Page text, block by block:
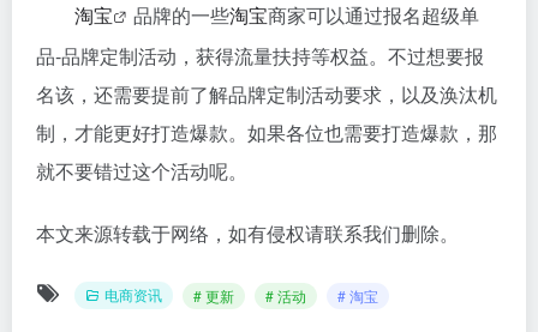
淘宝 品牌的一些淘宝商家可以通过报名超级单
品-品牌定制活动，获得流量扶持等权益。不过想要报
名该，还需要提前了解品牌定制活动要求，以及涣汰机
制，才能更好打造爆款。如果各位也需要打造爆款，那
就不要错过这个活动呢。
本文来源转载于网络，如有侵权请联系我们删除。
电商资讯 # 更新 # 活动 # 淘宝